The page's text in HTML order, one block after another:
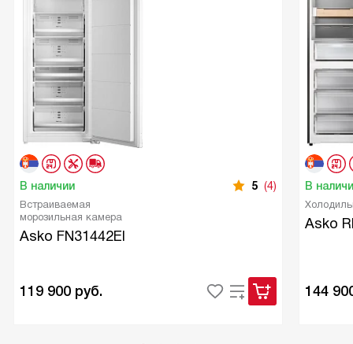
В наличии 5 (4)
Встраиваемая
морозильная камера
Asko FN31442EI
119 900 руб.
В
Asko
144